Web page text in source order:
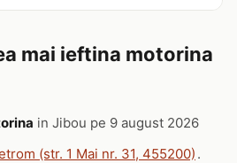
mai ieftina motorina
in Jibou pe 9 august 2026
(str. 1 Mai nr. 31, 455200) .